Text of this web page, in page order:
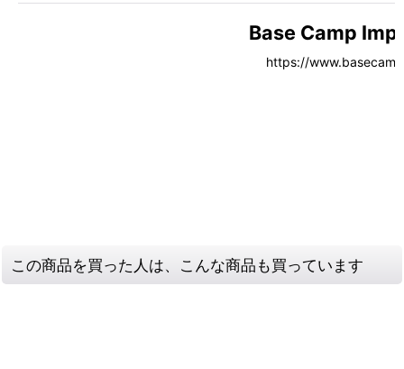
この商品を買った人は、こんな商品も買っています